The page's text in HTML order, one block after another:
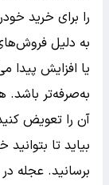
را برای خرید
به دلیل
یا افزایش پیدا
به‌صرفه‌تر باشد.
آن را تعویض
بیاید تا
برسانید. عجله